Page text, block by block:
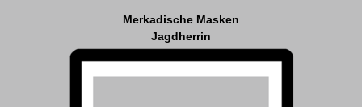
Merkadische Masken
Jagdherrin